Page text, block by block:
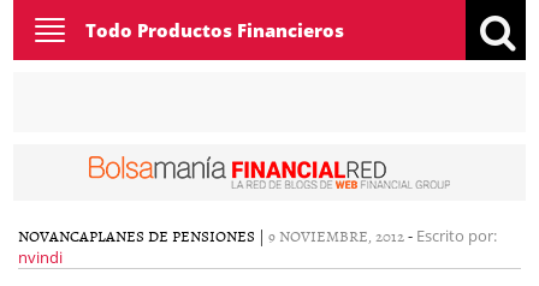
Toggle
navigation
Todo Productos Financieros
NOVANCAPLANES DE PENSIONES | 9 NOVIEMBRE, 2012- Escrito por:
nvindi